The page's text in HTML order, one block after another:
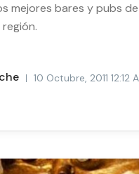
mejores bares y pubs
10 Octubre, 2011 12:12